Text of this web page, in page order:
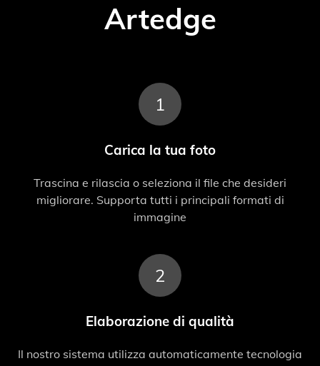
Artedge
1
Carica la tua foto
Trascina e rilascia o seleziona il file che desideri
migliorare. Supporta tutti i principali formati di
immagine
2
Elaborazione di qualità
Il nostro sistema utilizza automaticamente tecnologia